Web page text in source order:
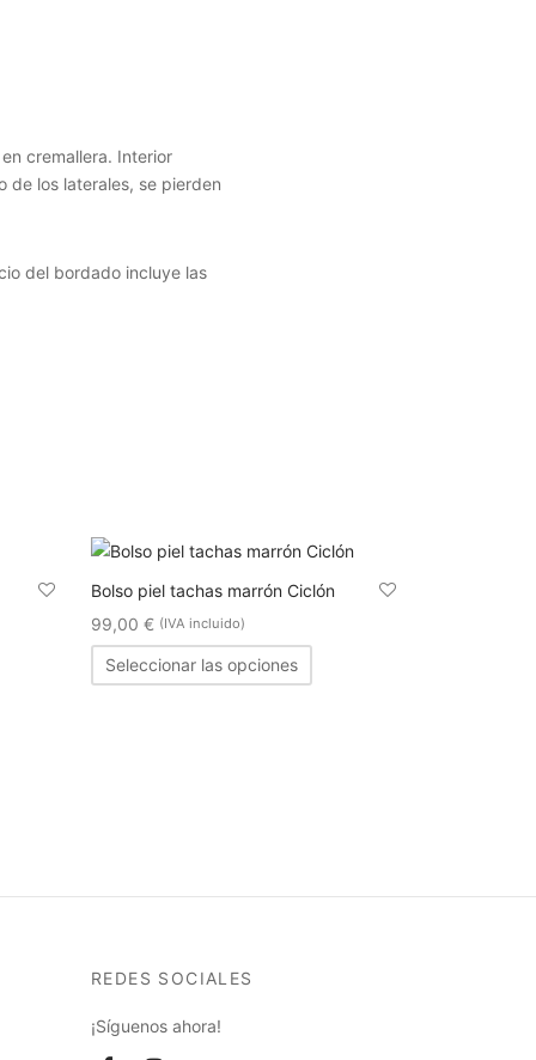
cremallera. Interior
de los laterales, se pierden
del bordado incluye las
Bolso piel tachas marrón Ciclón
99,00 € (IVA incluido)
Seleccionar las opciones
REDES SOCIALES
¡Síguenos ahora!